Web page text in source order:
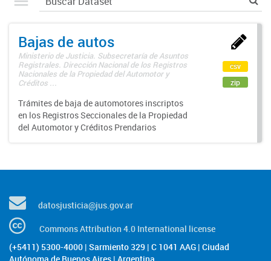
Bajas de autos
Ministerio de Justicia. Subsecretaría de Asuntos
Registrales. Dirección Nacional de los Registros
Nacionales de la Propiedad del Automotor y
Créditos ...
Trámites de baja de automotores inscriptos
en los Registros Seccionales de la Propiedad
del Automotor y Créditos Prendarios
csv
zip
datosjusticia@jus.gov.ar
Commons Attribution 4.0 International license
(+5411) 5300-4000 | Sarmiento 329 | C 1041 AAG | Ciudad